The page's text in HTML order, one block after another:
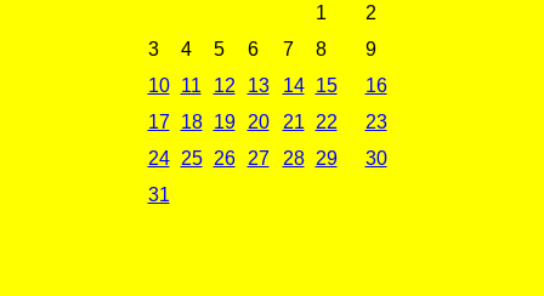
1
2
3
4 5 6 7 8
9
10
11 12 13 14 15
16
17
18 19 20 21 22
23
24
25 26 27 28 29
30
31